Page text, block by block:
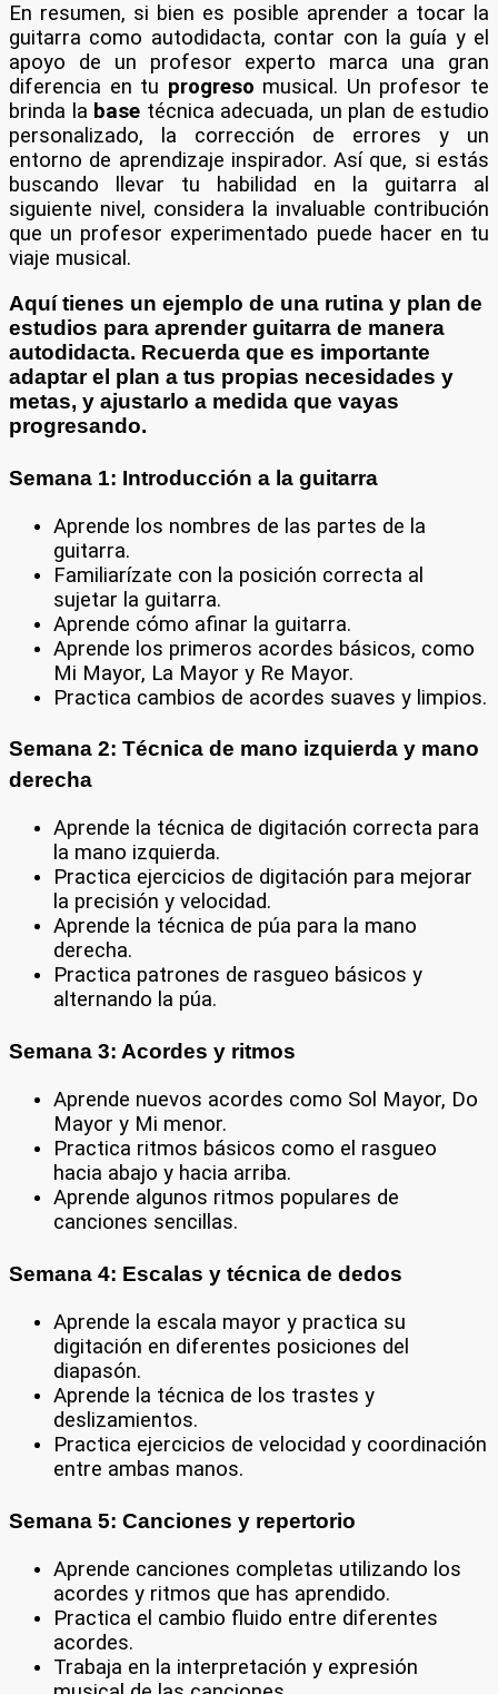
En resumen, si bien es posible aprender a tocar la
guitarra como autodidacta, contar con la guía y el
apoyo de un profesor experto marca una gran
diferencia en tu progreso musical. Un profesor te
brinda la base técnica adecuada, un plan de estudio
personalizado, la corrección de errores y un
entorno de aprendizaje inspirador. Así que, si estás
buscando llevar tu habilidad en la guitarra al
siguiente nivel, considera la invaluable contribución
que un profesor experimentado puede hacer en tu
viaje musical.
Aquí tienes un ejemplo de una rutina y plan de
estudios para aprender guitarra de manera
autodidacta. Recuerda que es importante
adaptar el plan a tus propias necesidades y
metas, y ajustarlo a medida que vayas
progresando.
Semana 1: Introducción a la guitarra
Aprende los nombres de las partes de la
guitarra.
Familiarízate con la posición correcta al
sujetar la guitarra.
Aprende cómo afinar la guitarra.
Aprende los primeros acordes básicos, como
Mi Mayor, La Mayor y Re Mayor.
Practica cambios de acordes suaves y limpios.
Semana 2: Técnica de mano izquierda y mano
derecha
Aprende la técnica de digitación correcta para
la mano izquierda.
Practica ejercicios de digitación para mejorar
la precisión y velocidad.
Aprende la técnica de púa para la mano
derecha.
Practica patrones de rasgueo básicos y
alternando la púa.
Semana 3: Acordes y ritmos
Aprende nuevos acordes como Sol Mayor, Do
Mayor y Mi menor.
Practica ritmos básicos como el rasgueo
hacia abajo y hacia arriba.
Aprende algunos ritmos populares de
canciones sencillas.
Semana 4: Escalas y técnica de dedos
Aprende la escala mayor y practica su
digitación en diferentes posiciones del
diapasón.
Aprende la técnica de los trastes y
deslizamientos.
Practica ejercicios de velocidad y coordinación
entre ambas manos.
Semana 5: Canciones y repertorio
Aprende canciones completas utilizando los
acordes y ritmos que has aprendido.
Practica el cambio fluido entre diferentes
acordes.
Trabaja en la interpretación y expresión